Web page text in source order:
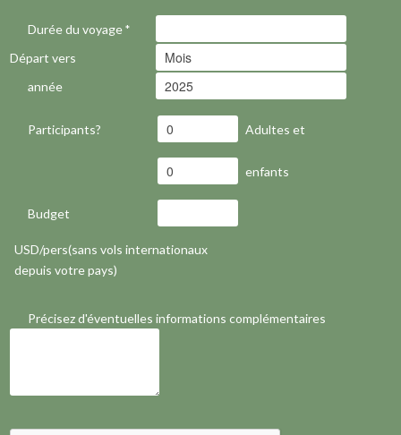
Durée du voyage*
Départ vers
année
Participants? Adultes et
enfants
Budget
USD/pers(sans vols internationaux
depuis votre pays)
Précisez d'éventuelles informations complémentaires